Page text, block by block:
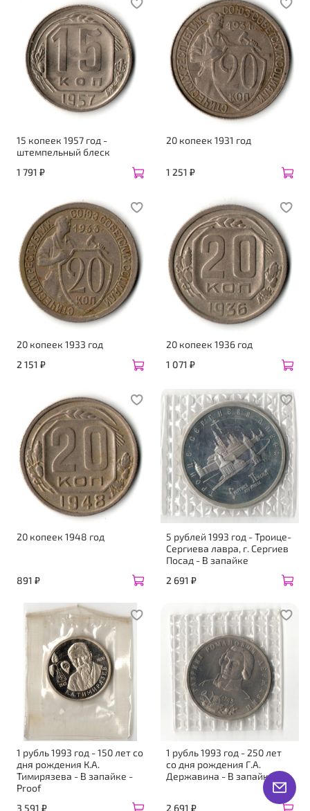
15 копеек 1957 год -
штемпельный блеск
1 791 ₽
20 копеек 1931 год
1 251 ₽
20 копеек 1933 год
2 151 ₽
20 копеек 1936 год
1 071 ₽
20 копеек 1948 год
891 ₽
5 рублей 1993 год - Троице-
Сергиева лавра, г. Сергиев
Посад - В запайке
2 691 ₽
1 рубль 1993 год - 150 лет со
дня рождения К.А.
Тимирязева - В запайке -
Proof
3 591 ₽
1 рубль 1993 год - 250 лет
со дня рождения Г.А.
Державина - В запайке
2 691 ₽